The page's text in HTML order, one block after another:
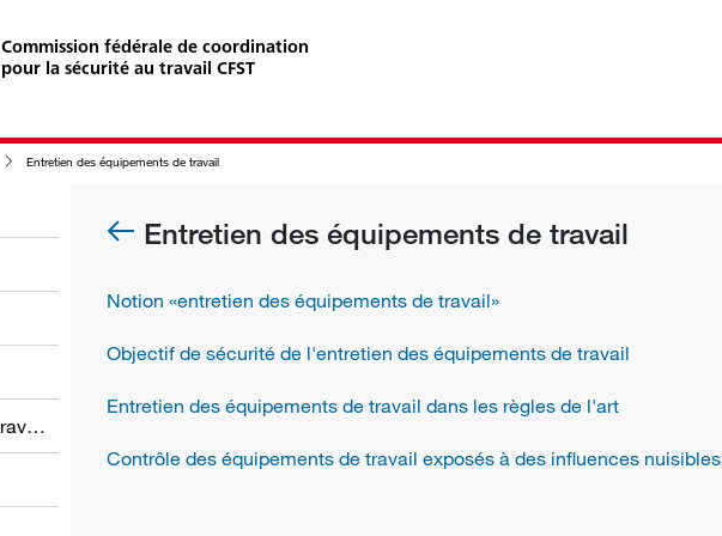
Commission fédérale de coordination
pour la sécurité au travail CFST
Entretien des équipements de travail
Obligations des employeurs et des travailleurs
Entretien des équipements de travail
Notion «entretien des équipements de travail»
Objectif de sécurité de l'entretien des équipements de travail
Entretien des équipements de travail dans les règles de l'art
Contrôle des équipements de travail exposés à des influences nuisibles